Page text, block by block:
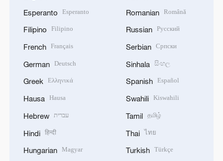
Esperanto Esperanto
Filipino Filipino
French Français
German Deutsch
Greek Ελληνικά
Hausa Hausa
Hebrew עברית
Hindi हिन्दी
Hungarian Magyar
Romanian Română
Russian Русский
Serbian Српски
Sinhala සිංහල
Spanish Español
Swahili Kiswahili
Tamil தமிழ்
Thai ไทย
Turkish Türkçe